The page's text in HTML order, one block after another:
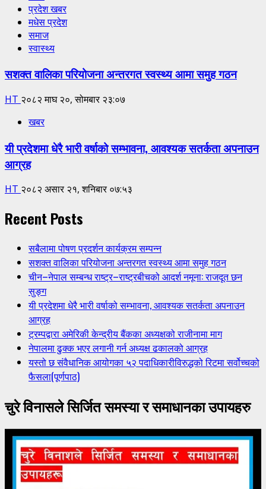
प्रदेश खबर
मधेस प्रदेश
समाज
स्वास्थ्य
सशक्त वालिका परियोजना अन्तरगत स्वस्थ्य आमा समुह गठन
HT २०८२ माघ २०, सोमबार २३:०७
खबर
यी प्रदेशमा धेरै भारी वर्षाको सम्भावना, आवश्यक सतर्कता अपनाउन
आग्रह
HT २०८२ असार २१, शनिबार ०७:५३
Recent Posts
सबैलामा पोषण प्रदर्शन कार्यक्रम सम्पन्न
सशक्त वालिका परियोजना अन्तरगत स्वस्थ्य आमा समुह गठन
चीन–नेपाल सम्बन्ध राष्ट्र–राष्ट्रबीचको आदर्श नमूना: राजदूत छन
सुङ्ग
यी प्रदेशमा धेरै भारी वर्षाको सम्भावना, आवश्यक सतर्कता अपनाउन
आग्रह
ट्रम्पद्वारा अमेरिकी केन्द्रीय बैंकका अध्यक्षको राजीनामा माग
नेपालमा ढुक्क भएर लगानी गर्न अध्यक्ष ढकालको आग्रह
यस्तो छ संवैधानिक आयोगका ५२ पदाधिकारीविरुद्धको रिटमा सर्वोच्चको
फैसला(पूर्णपाठ)
चुरे विनासले सिर्जित समस्या र समाधानका उपायहरु